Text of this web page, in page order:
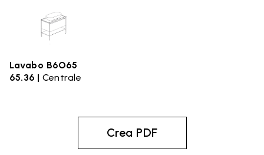
Lavabo B6O65
65.36 | Centrale
Crea PDF